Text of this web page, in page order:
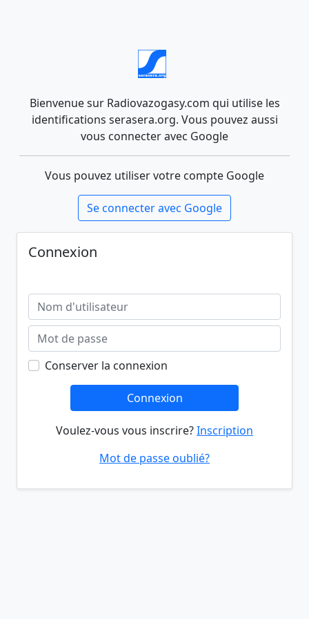
Bienvenue sur Radiovazogasy.com qui utilise les
identifications serasera.org. Vous pouvez aussi
vous connecter avec Google
Vous pouvez utiliser votre compte Google
Se connecter avec Google
Connexion
Conserver la connexion
Connexion
Voulez-vous vous inscrire?Inscription
Mot de passe oublié?